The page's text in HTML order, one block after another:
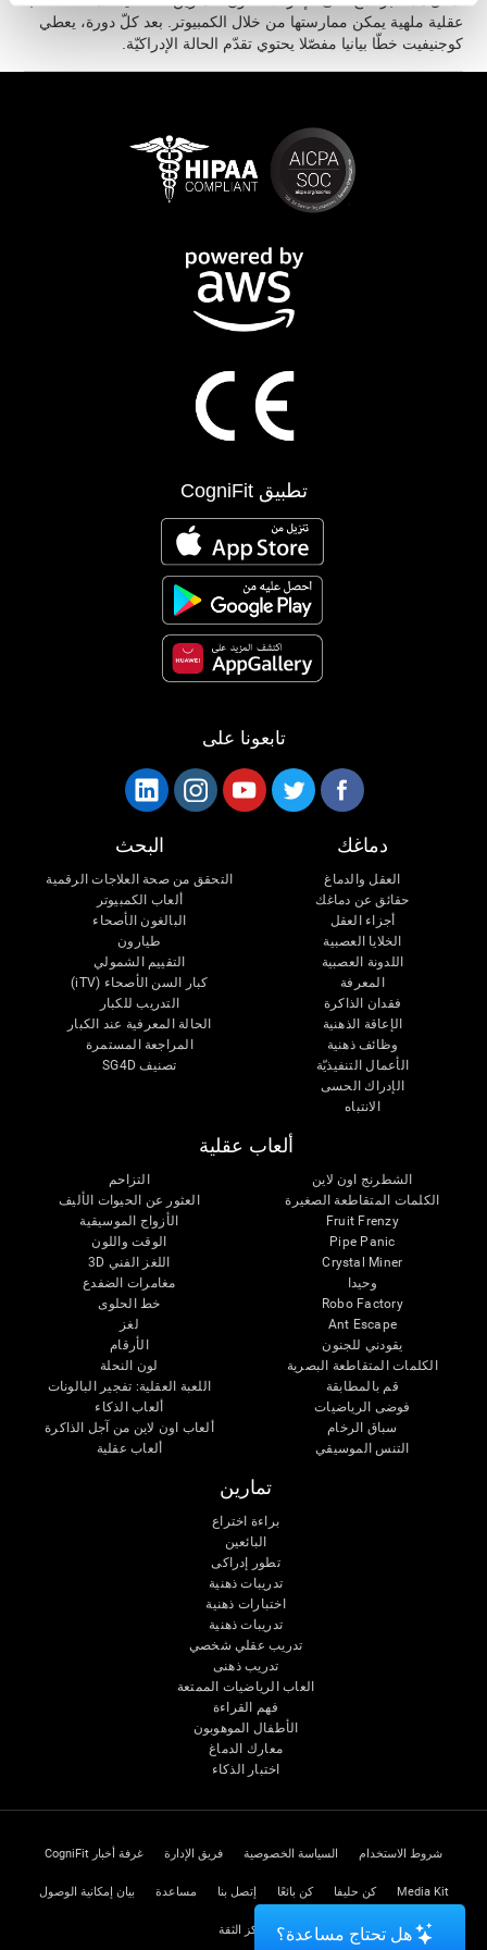
عقلية ملهية يمكن ممارستها من خلال الكمبيوتر. بعد كلّ دورة، يعطي
كوجنيفيت خطّا بيانيا مفصّلا يحتوي تقدّم الحالة الإدراكيّة.
تطبيق CogniFit
تابعونا على
دماغك
العقل والدماغ
حقائق عن دماغك
أجزاء العقل
الخلايا العصبية
اللدونة العصبية
المعرفة
فقدان الذاكرة
الإعاقة الذهنية
وظائف ذهنية
الأعمال التنفيذيّة
الإدراك الحسى
الانتباه
البحث
التحقق من صحة العلاجات الرقمية
ألعاب الكمبيوتر
البالغون الأصحاء
طيارون
التقييم الشمولي
كبار السن الأصحاء (iTV)
التدريب للكبار
الحالة المعرفية عند الكبار
المراجعة المستمرة
تصنيف SG4D
ألعاب عقلية
الشطرنج اون لاين
الكلمات المتقاطعة الصغيرة
Fruit Frenzy
Pipe Panic
Crystal Miner
وحيدا
Robo Factory
Ant Escape
يقودني للجنون
الكلمات المتقاطعة البصرية
قم بالمطابقة
فوضى الرياضيات
سباق الرخام
التنس الموسيقي
التزاحم
العثور عن الحيوات الأليف
الأزواج الموسيقية
الوقت واللون
اللغز الفني 3D
مغامرات الضفدع
خط الحلوى
لغز
الأرقام
لون النحلة
اللعبة العقلية: تفجير البالونات
ألعاب الذكاء
ألعاب اون لاين من آجل الذاكرة
ألعاب عقلية
تمارين
براءة اختراع
البائعين
تطور إدراكى
تدريبات ذهنية
اختبارات ذهنية
تدريبات ذهنية
تدريب عقلي شخصي
تدريب ذهنى
العاب الرياضيات الممتعة
فهم القراءة
الأطفال الموهوبون
معارك الدماغ
اختبار الذكاء
شروط الاستخدام السياسة الخصوصية فريق الإدارة غرفة أخبار CogniFit
Media Kit كن حليفا كن بائعًا إتصل بنا مساعدة بيان إمكانية الوصول
مركز الثقة هل تحتاج مساعدة؟